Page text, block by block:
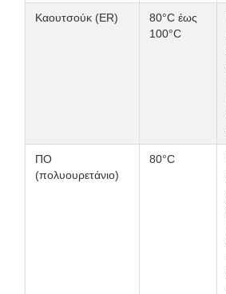
Καουτσούκ (ER)
80°C έως
100°C
ΠΟ
(πολυουρετάνιο)
80°C